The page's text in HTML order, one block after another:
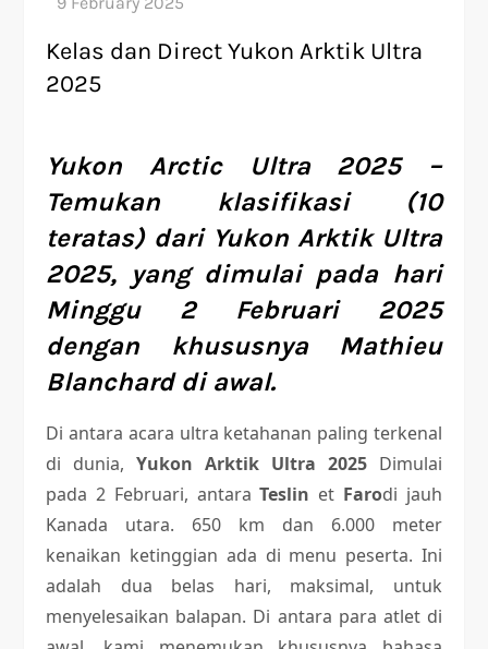
Kelas dan Direct Yukon Arktik Ultra
2025
Yukon Arctic Ultra 2025 –
Temukan klasifikasi (10
teratas) dari Yukon Arktik Ultra
2025, yang dimulai pada hari
Minggu 2 Februari 2025
dengan khususnya Mathieu
Blanchard di awal.
Di antara acara ultra ketahanan paling terkenal
di dunia,Yukon Arktik Ultra 2025Dimulai
pada 2 Februari, antaraTeslin et Farodi jauh
Kanada utara. 650 km dan 6.000 meter
kenaikan ketinggian ada di menu peserta. Ini
adalah dua belas hari, maksimal, untuk
menyelesaikan balapan. Di antara para atlet di